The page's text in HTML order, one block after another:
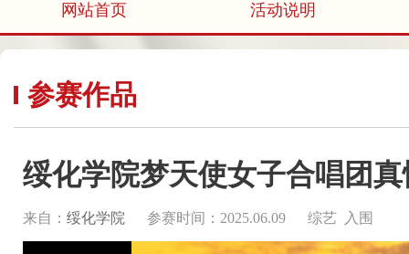
网站首页 活动说明
参赛作品
绥化学院梦天使女子合唱团
来自： 绥化学院 参赛时间：2025.06.09 综艺 入围